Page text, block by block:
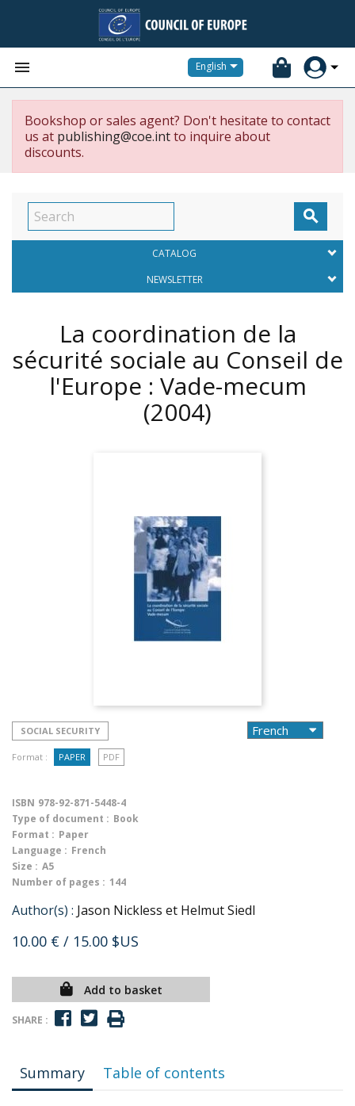
 English
Bookshop or sales agent? Don't hesitate to contact
us at publishing@coe.intto inquire about
discounts.

CATALOG
NEWSLETTER
La coordination de la
sécurité sociale au Conseil de
l'Europe : Vade-mecum
(2004)
SOCIAL SECURITY
Format : PAPER PDF
ISBN 978-92-871-5448-4
Type of document : Book
Format : Paper
Language : French
Size : A5
Number of pages : 144
Author(s) : Jason Nickless et Helmut Siedl
10.00 € / 15.00 $US
Add to basket
SHARE :
Summary Table of contents